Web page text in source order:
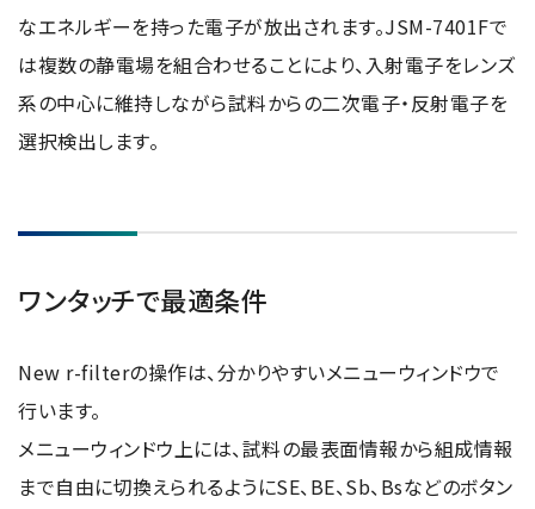
なエネルギーを持った電子が放出されます。JSM-7401Fで
は複数の静電場を組合わせることにより、入射電子をレンズ
系の中心に維持しながら試料からの二次電子・反射電子を
選択検出します。
ワンタッチで最適条件
New r-filterの操作は、分かりやすいメニューウィンドウで
行います。
メニューウィンドウ上には、試料の最表面情報から組成情報
まで自由に切換えられるようにSE、BE、Sb、Bsなどのボタン